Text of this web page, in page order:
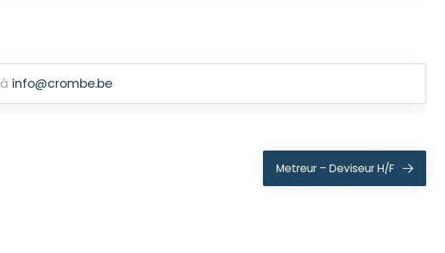
info@crombe.be
Metreur – Deviseur H/F